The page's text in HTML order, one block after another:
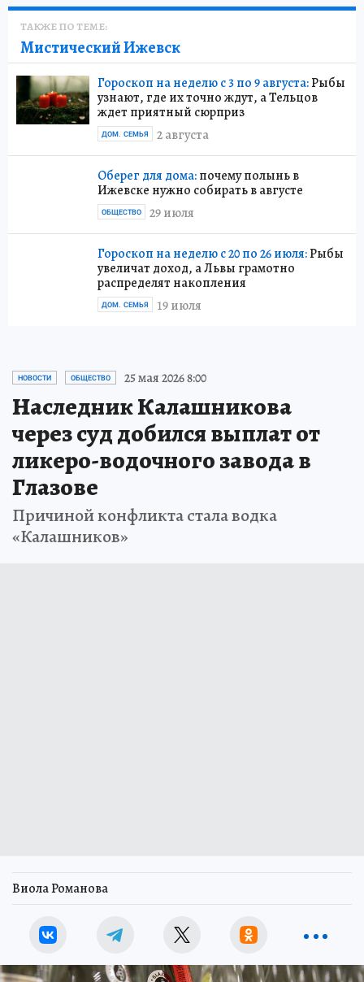
ТАКЖЕ ПО ТЕМЕ:
Мистический Ижевск
Гороскоп на неделю с 3 по 9 августа:Рыбы
узнают, где их точно ждут, а Тельцов
ждет приятный сюрприз
2 августа
ДОМ. СЕМЬЯ
Оберег для дома:почему полынь в
Ижевске нужно собирать в августе
29 июля
ОБЩЕСТВО
Гороскоп на неделю с 20 по 26 июля:Рыбы
увеличат доход, а Львы грамотно
распределят накопления
19 июля
ДОМ. СЕМЬЯ
НОВОСТИ ОБЩЕСТВО 25 мая 2026 8:00
Наследник Калашникова
через суд добился выплат от
ликеро-водочного завода в
Глазове
Причиной конфликта стала водка
«Калашников»
Виола Романова